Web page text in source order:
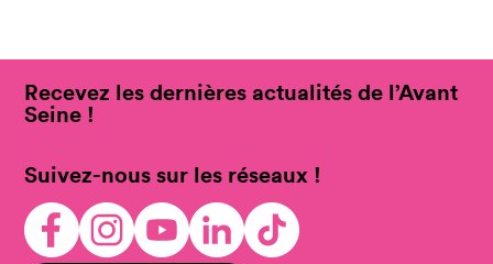
Recevez les dernières actualités de l’Avant
Seine !
Suivez-nous sur les réseaux !